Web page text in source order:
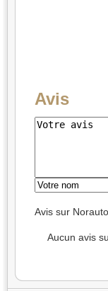
Avis
Avis sur
Aucun avis